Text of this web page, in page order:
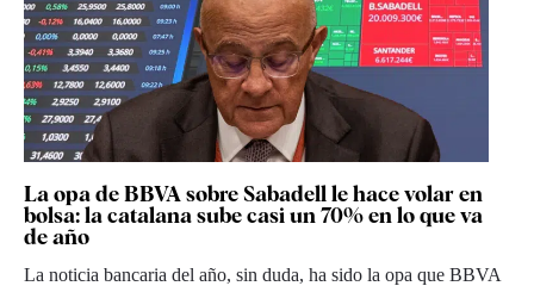
La opa de BBVA sobre Sabadell le hace volar en
bolsa: la catalana sube casi un 70% en lo que va
de año
La noticia bancaria del año, sin duda, ha sido la opa que BBVA